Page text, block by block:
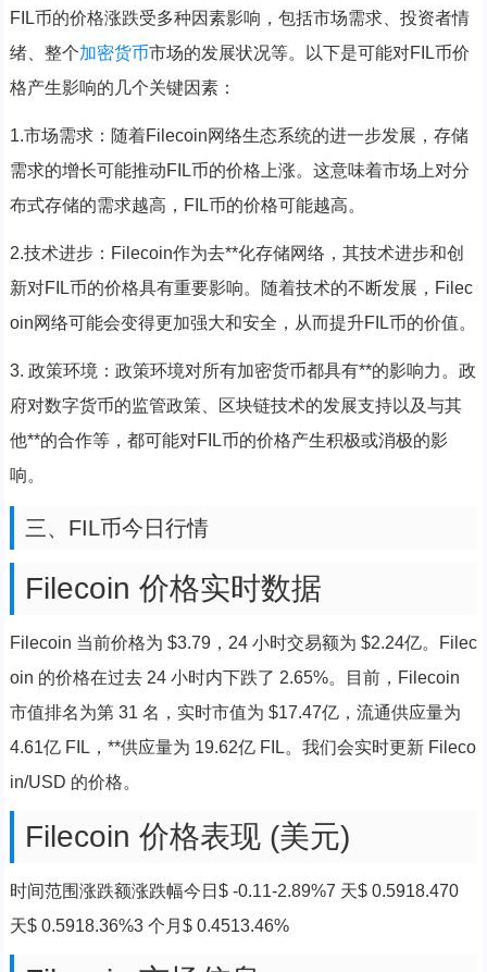
FIL币的价格涨跌受多种因素影响，包括市场需求、投资者情
绪、整个加密货币市场的发展状况等。以下是可能对FIL币价
格产生影响的几个关键因素：
1.市场需求：随着Filecoin网络生态系统的进一步发展，存储
需求的增长可能推动FIL币的价格上涨。这意味着市场上对分
布式存储的需求越高，FIL币的价格可能越高。
2.技术进步：Filecoin作为去**化存储网络，其技术进步和创
新对FIL币的价格具有重要影响。随着技术的不断发展，Filec
oin网络可能会变得更加强大和安全，从而提升FIL币的价值。
3. 政策环境：政策环境对所有加密货币都具有**的影响力。政
府对数字货币的监管政策、区块链技术的发展支持以及与其
他**的合作等，都可能对FIL币的价格产生积极或消极的影
响。
三、FIL币今日行情
Filecoin 价格实时数据
Filecoin 当前价格为 $3.79，24 小时交易额为 $2.24亿。Filec
oin 的价格在过去 24 小时内下跌了 2.65%。目前，Filecoin
市值排名为第 31 名，实时市值为 $17.47亿，流通供应量为
4.61亿 FIL，**供应量为 19.62亿 FIL。我们会实时更新 Fileco
in/USD 的价格。
Filecoin 价格表现 (美元)
时间范围涨跌额涨跌幅今日$ -0.11-2.89%7 天$ 0.5918.470
天$ 0.5918.36%3 个月$ 0.4513.46%